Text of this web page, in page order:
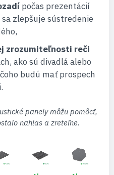
počas prezentácií
zlepšuje sústredenie
zrozumiteľnosti reči
ako sú divadlá alebo
budú mať prospech
panely môžu pomôcť,
nahlas a zreteľne.